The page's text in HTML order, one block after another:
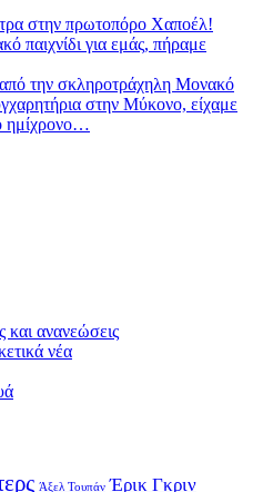
στην πρωτοπόρο Χαποέλ!
παιχνίδι για εμάς, πήραμε
την σκληροτράχηλη Μονακό
στην Μύκονο, είχαμε
ημίχρονο…
ανανεώσεις
νέα
Άξελ Τουπάν Έρικ Γκριν